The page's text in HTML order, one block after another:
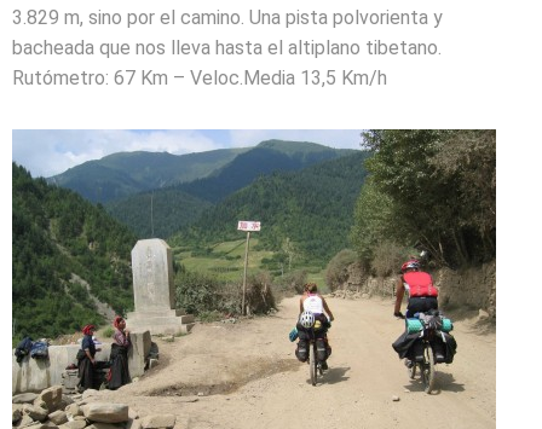
3.829 m, sino por el camino. Una pista polvorienta y
bacheada que nos lleva hasta el altiplano tibetano.
Rutómetro: 67 Km – Veloc.Media 13,5 Km/h